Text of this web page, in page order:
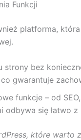
Funkcji
platforma,
strony bez
gwarantuje
funkcje – od
się łatwo
które warto